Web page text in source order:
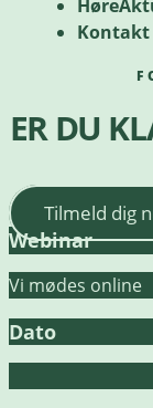
Kontakt
ER DU
Tilmeld dig
Webinar
Vi mødes online
Dato